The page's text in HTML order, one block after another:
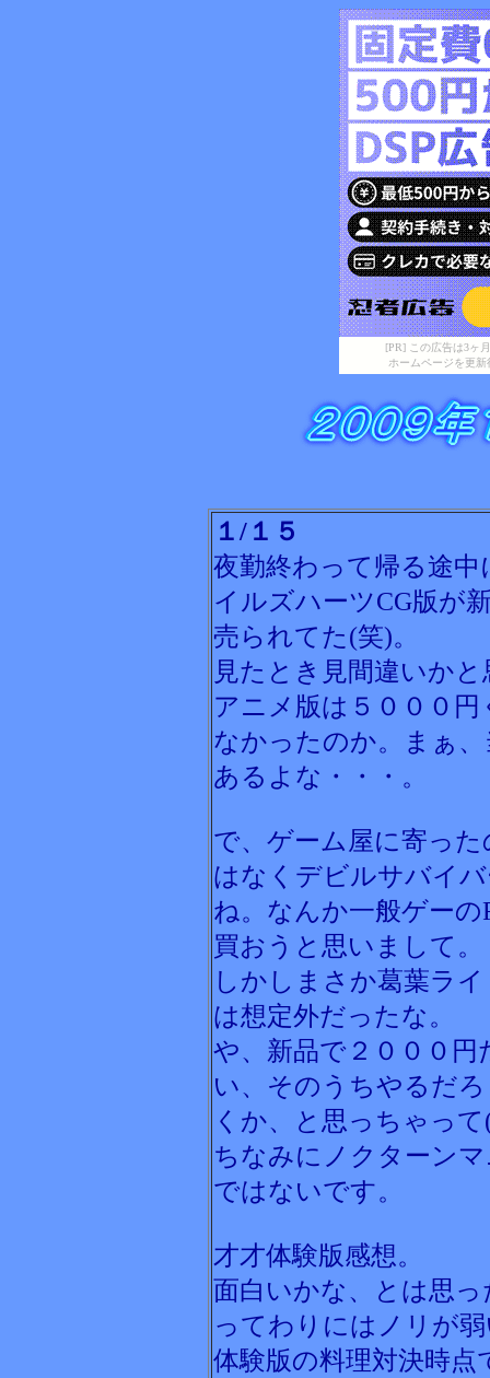
[PR] この広告は3ヶ
ホームページを更
１/１５
夜勤終わって帰る途
イルズハーツCG版が
売られてた(笑)。
見たとき見間違いか
アニメ版は５０００
なかったのか。まぁ
あるよな・・・。
で、ゲーム屋に寄っ
はなくデビルサバイ
ね。なんか一般ゲー
買おうと思いまして。
しかしまさか葛葉ラ
は想定外だったな。
や、新品で２０００
い、そのうちやるだ
くか、と思っちゃっ
ちなみにノクターン
ではないです。
才才体験版感想。
面白いかな、とは思
ってわりにはノリが
体験版の料理対決時